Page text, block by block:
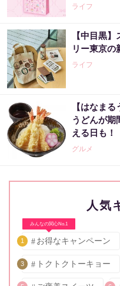
ライフ
【中目黒
リー東京の
ライフ
【はなま
うどんが期
える日も！
グルメ
人気
みんなの関心No.1
1 お得なキャンペーン
3 トクトクトーキョー